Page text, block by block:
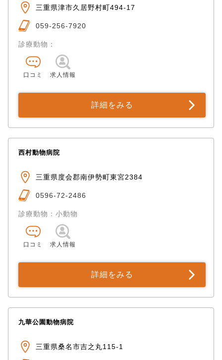
三重県津市久居野村町494-17
059-256-7920
診療動物：
口コミ 求人情報
詳細をみる
西村動物病院
三重県度会郡南伊勢町東宮2384
0596-72-2486
診療動物：小動物
口コミ 求人情報
詳細をみる
九華公園動物病院
三重県桑名市吉之丸115-1